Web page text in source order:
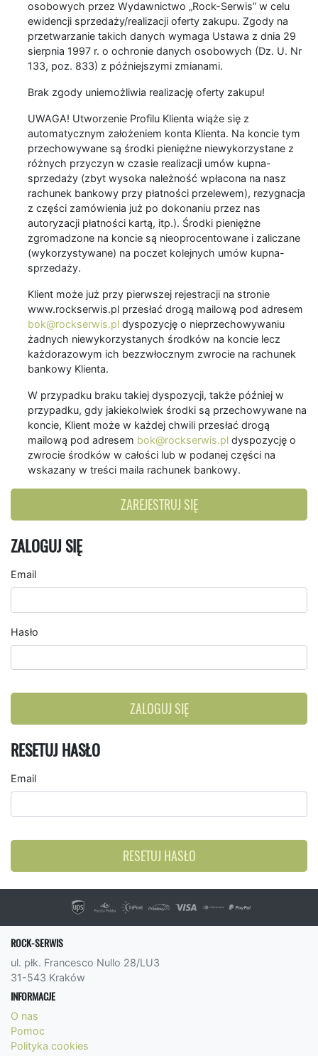
osobowych przez Wydawnictwo „Rock-Serwis” w celu
ewidencji sprzedaży/realizacji oferty zakupu. Zgody na
przetwarzanie takich danych wymaga Ustawa z dnia 29
sierpnia 1997 r. o ochronie danych osobowych (Dz. U. Nr
133, poz. 833) z późniejszymi zmianami.
Brak zgody uniemożliwia realizację oferty zakupu!
UWAGA! Utworzenie Profilu Klienta wiąże się z
automatycznym założeniem konta Klienta. Na koncie tym
przechowywane są środki pieniężne niewykorzystane z
różnych przyczyn w czasie realizacji umów kupna-
sprzedaży (zbyt wysoka należność wpłacona na nasz
rachunek bankowy przy płatności przelewem), rezygnacja
z części zamówienia już po dokonaniu przez nas
autoryzacji płatności kartą, itp.). Środki pieniężne
zgromadzone na koncie są nieoprocentowane i zaliczane
(wykorzystywane) na poczet kolejnych umów kupna-
sprzedaży.
Klient może już przy pierwszej rejestracji na stronie
www.rockserwis.pl przesłać drogą mailową pod adresem
bok@rockserwis.pl dyspozycję o nieprzechowywaniu
żadnych niewykorzystanych środków na koncie lecz
każdorazowym ich bezzwłocznym zwrocie na rachunek
bankowy Klienta.
W przypadku braku takiej dyspozycji, także później w
przypadku, gdy jakiekolwiek środki są przechowywane na
koncie, Klient może w każdej chwili przesłać drogą
mailową pod adresem bok@rockserwis.pl dyspozycję o
zwrocie środków w całości lub w podanej części na
wskazany w treści maila rachunek bankowy.
ZAREJESTRUJ SIĘ
ZALOGUJ SIĘ
Email
Hasło
ZALOGUJ SIĘ
RESETUJ HASŁO
Email
RESETUJ HASŁO
ROCK-SERWIS
ul. płk. Francesco Nullo 28/LU3
31-543 Kraków
INFORMACJE
O nas
Pomoc
Polityka cookies